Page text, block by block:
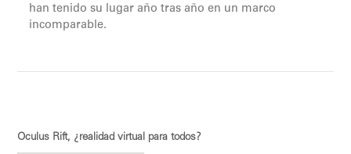
han tenido su lugar año tras año en un marco
incomparable.
Oculus Rift, ¿realidad virtual para todos?